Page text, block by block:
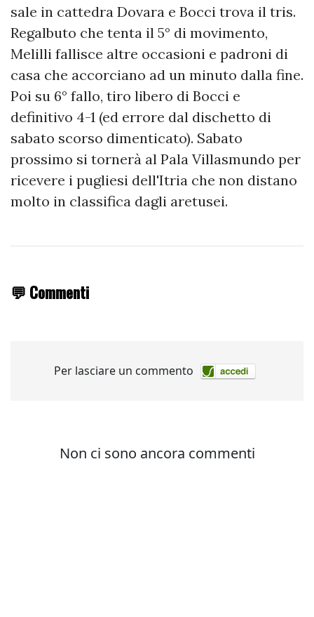
sale in cattedra Dovara e Bocci trova il tris.
Regalbuto che tenta il 5° di movimento,
Melilli fallisce altre occasioni e padroni di
casa che accorciano ad un minuto dalla fine.
Poi su 6° fallo, tiro libero di Bocci e
definitivo 4-1 (ed errore dal dischetto di
sabato scorso dimenticato). Sabato
prossimo si tornerà al Pala Villasmundo per
ricevere i pugliesi dell'Itria che non distano
molto in classifica dagli aretusei.
💬 Commenti